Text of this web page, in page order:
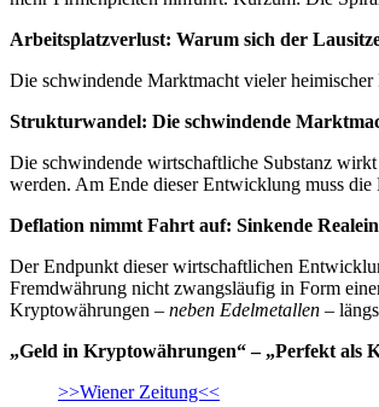
Arbeitsplatzverlust: Warum sich der
Die schwindende Marktmacht vieler
Strukturwandel: Die schwindende
Die schwindende wirtschaftliche Substanz
werden. Am Ende dieser Entwicklung muss
Deflation nimmt Fahrt auf: Sinkende
Der Endpunkt dieser wirtschaftlichen
Fremdwährung nicht zwangsläufig in Form
Kryptowährungen – neben Edelmetallen –
„Geld in Kryptowährungen“ – „Perfekt als
>>Wiener Zeitung<<